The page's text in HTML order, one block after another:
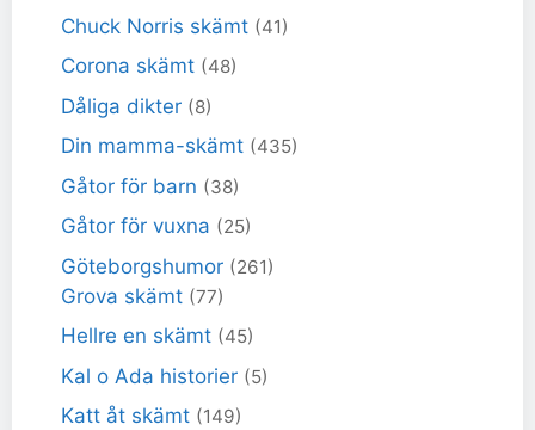
Chuck Norris skämt (41)
Corona skämt (48)
Dåliga dikter (8)
Din mamma-skämt (435)
Gåtor för barn (38)
Gåtor för vuxna (25)
Göteborgshumor (261)
Grova skämt (77)
Hellre en skämt (45)
Kal o Ada historier (5)
Katt åt skämt (149)